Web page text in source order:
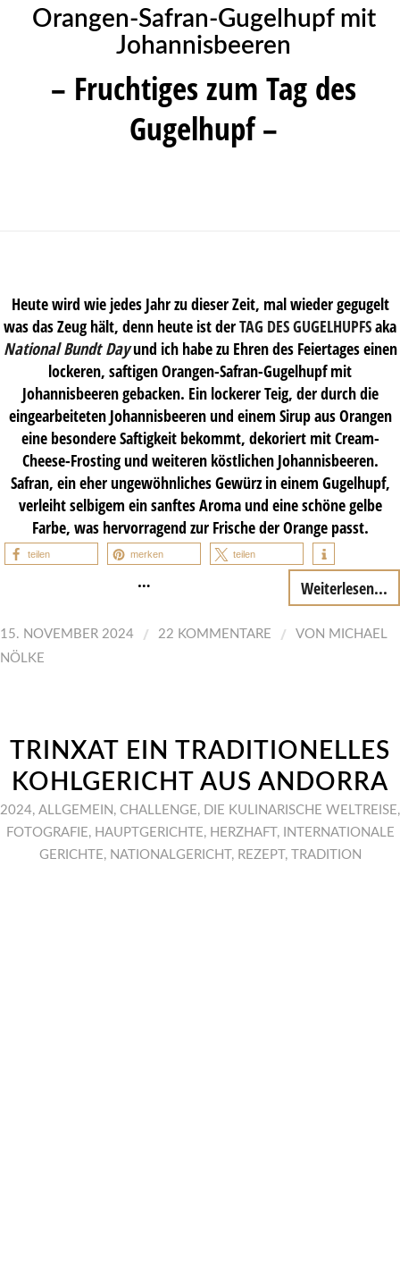
Orangen-Safran-Gugelhupf mit
Johannisbeeren
– Fruchtiges zum Tag des
Gugelhupf –
Heute wird wie jedes Jahr zu dieser Zeit, mal wieder gegugelt
was das Zeug hält, denn heute ist derTAG DES GUGELHUPFSaka
National Bundt Dayund ich habe zu Ehren des Feiertages einen
lockeren, saftigen Orangen-Safran-Gugelhupf mit
Johannisbeeren gebacken. Ein lockerer Teig, der durch die
eingearbeiteten Johannisbeeren und einem Sirup aus Orangen
eine besondere Saftigkeit bekommt, dekoriert mit Cream-
Cheese-Frosting und weiteren köstlichen Johannisbeeren.
Safran, ein eher ungewöhnliches Gewürz in einem Gugelhupf,
verleiht selbigem ein sanftes Aroma und eine schöne gelbe
Farbe, was hervorragend zur Frische der Orange passt.
teilen merken teilen
… Weiterlesen...
15. NOVEMBER 2024 / 22 KOMMENTARE / VON MICHAEL
NÖLKE
TRINXAT EIN TRADITIONELLES
KOHLGERICHT AUS ANDORRA
2024, ALLGEMEIN , CHALLENGE, DIE KULINARISCHE WELTREISE,
FOTOGRAFIE, HAUPTGERICHTE, HERZHAFT ,
INTERNATIONALE
GERICHTE, NATIONALGERICHT , REZEPT , TRADITION